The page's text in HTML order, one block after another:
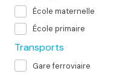
École maternelle
École primaire
Transports
Gare ferroviaire